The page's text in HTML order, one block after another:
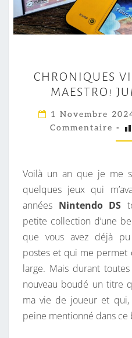
N
CHRONIQUES
MAESTRO!
1 Novembre
Commentaire -
Voilà un an que je me
quelques jeux qui
années Nintendo DS
petite collection d’une
que vous avez déjà
postes et qui me
large. Mais durant
nouveau boudé un titre
ma vie de joueur et qui,
peine mentionné dans ce